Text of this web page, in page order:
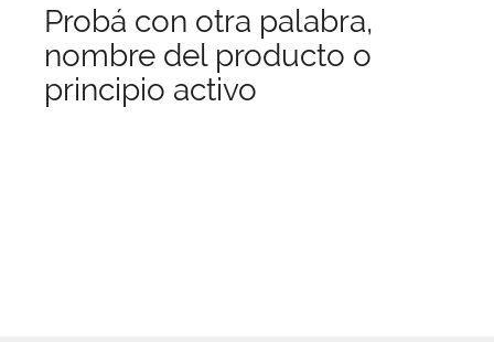
Probá con otra palabra,
nombre del producto o
principio activo